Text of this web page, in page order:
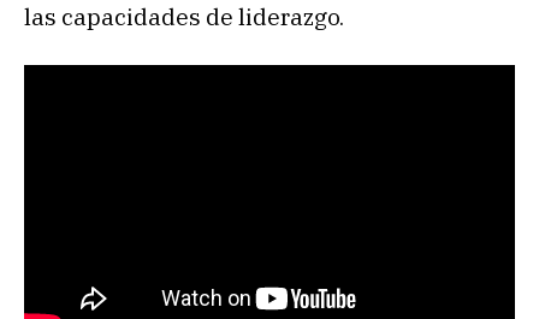
las capacidades de liderazgo.